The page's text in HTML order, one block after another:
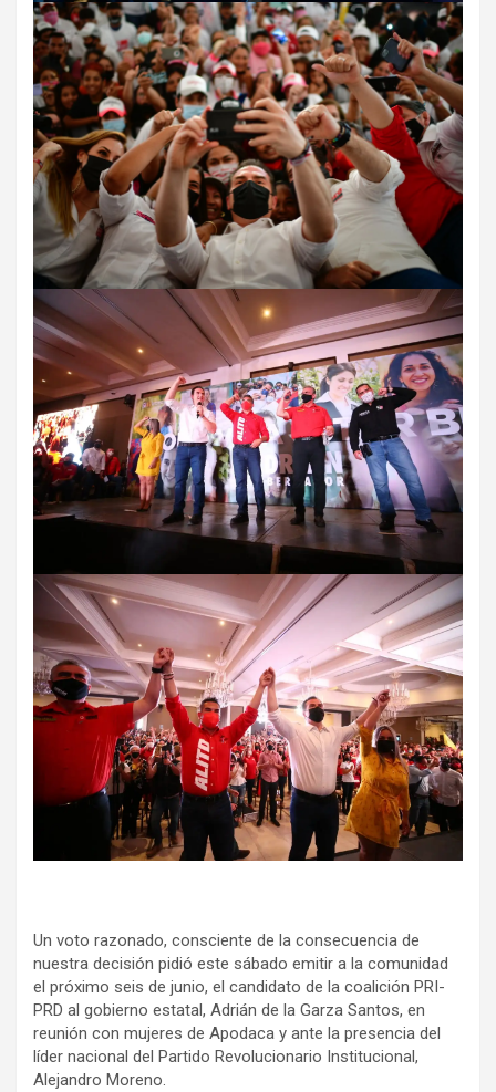
Un voto razonado, consciente de la consecuencia de
nuestra decisión pidió este sábado emitir a la comunidad
el próximo seis de junio, el candidato de la coalición PRI-
PRD al gobierno estatal, Adrián de la Garza Santos, en
reunión con mujeres de Apodaca y ante la presencia del
líder nacional del Partido Revolucionario Institucional,
Alejandro Moreno.